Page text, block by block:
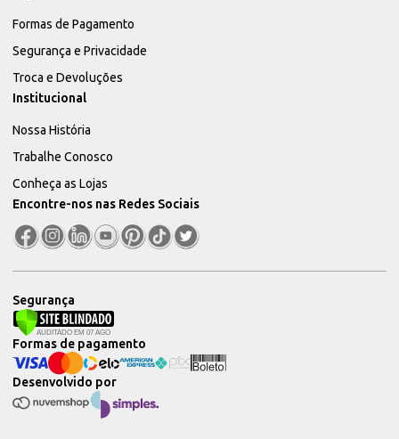
Formas de Pagamento
Segurança e Privacidade
Troca e Devoluções
Institucional
Nossa História
Trabalhe Conosco
Conheça as Lojas
Encontre-nos nas Redes Sociais
Segurança
Desenvolvido por
Formas de pagamento